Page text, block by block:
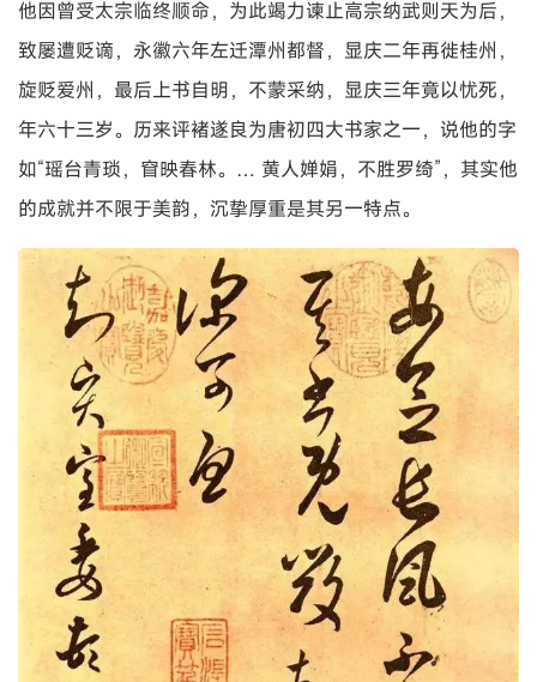
他因曾受太宗临终顺命，为此竭力谏止高宗纳武则天为后，
致屡遭贬谪，永徽六年左迁潭州都督，显庆二年再徙桂州，
旋贬爱州，最后上书自明，不蒙采纳，显庆三年竟以忧死，
年六十三岁。历来评褚遂良为唐初四大书家之一，说他的字
如“瑶台青琐，窅映春林。… 黄人婵娟，不胜罗绮”，其实他
的成就并不限于美韵，沉挚厚重是其另一特点。